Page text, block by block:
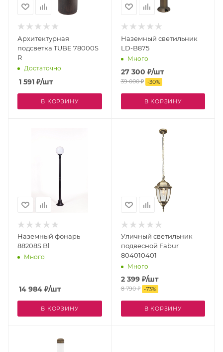
Архитектурная
подсветка TUBE 78000S
R
Достаточно
1 591 ₽/шт
В КОРЗИНУ
Наземный светильник
LD-B875
Много
27 300 ₽/шт
39 000₽ -30%
В КОРЗИНУ
Наземный фонарь
88208S Bl
Много
14 984 ₽/шт
В КОРЗИНУ
Уличный светильник
подвесной Fabur
804010401
Много
2 399₽/шт
8 790₽ -73%
В КОРЗИНУ